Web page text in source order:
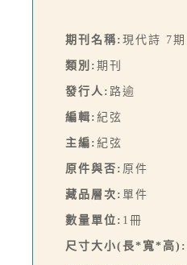
期刊名稱: 現代詩 7期
類別: 期刊
發行人: 路逾
編輯: 紀弦
主編: 紀弦
原件與否: 原件
藏品層次: 單件
數量單位: 1冊
尺寸大小(長*寬*高):